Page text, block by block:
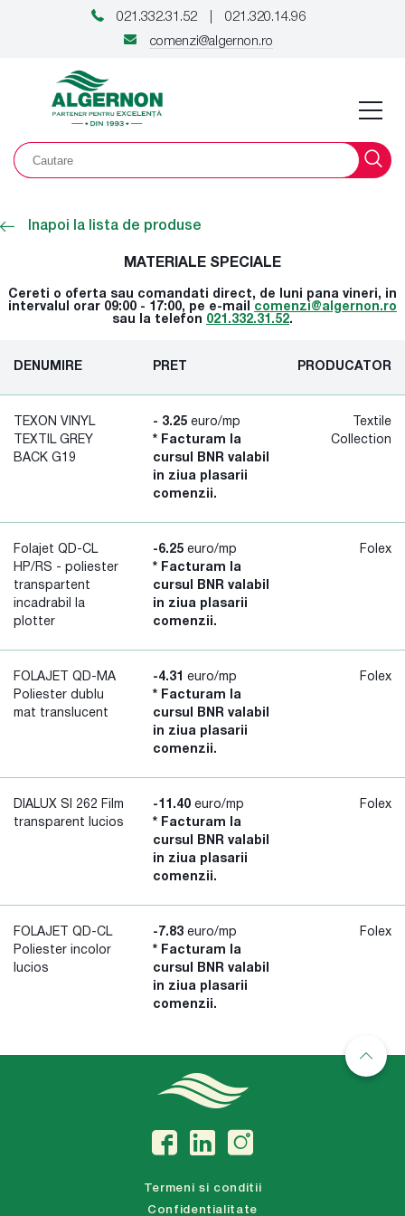
021.332.31.52
021.320.14.96
comenzi@algernon.ro
Inapoi la lista de produse
MATERIALE SPECIALE
Cereti o oferta sau comandati direct, de luni pana vineri, in
intervalul orar 09:00 - 17:00, pe e-mail comenzi@algernon.ro
sau la telefon 021.332.31.52.
DENUMIRE PRET PRODUCATOR
TEXON VINYL
TEXTIL GREY
BACK G19
- 3.25 euro/mp
* Facturam la
cursul BNR valabil
in ziua plasarii
comenzii.
Textile
Collection
Folajet QD-CL
HP/RS - poliester
transpartent
incadrabil la
plotter
-6.25 euro/mp
* Facturam la
cursul BNR valabil
in ziua plasarii
comenzii.
Folex
FOLAJET QD-MA
Poliester dublu
mat translucent
-4.31
euro/mp
* Facturam la
cursul BNR valabil
in ziua plasarii
comenzii.
Folex
DIALUX SI 262 Film
transparent lucios
-11.40 euro/mp
* Facturam la
cursul BNR valabil
in ziua plasarii
comenzii.
Folex
FOLAJET QD-CL
Poliester incolor
lucios
-7.83 euro/mp
* Facturam la
cursul BNR valabil
in ziua plasarii
comenzii.
Folex
Termeni si conditii
Confidentialitate